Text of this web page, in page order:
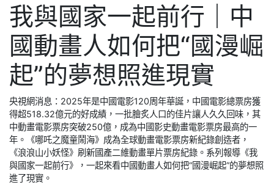
我與國家一起前行｜中
國動畫人如何把“國漫崛
起”的夢想照進現實
央視網消息：2025年是中國電影120周年華誕，中國電影總票房獲
得超518.32億元的好成績，一批膾炙人口的佳片讓人久久回味，其
中動畫電影票房突破250億，成為中國影史動畫電影票房最高的一
年。《哪吒之魔童鬧海》成為全球動畫電影票房新紀錄創造者，
《浪浪山小妖怪》刷新國產二維動畫單片票房紀錄。系列報導《我
與國家一起前行》，一起來看中國動畫人如何把“國漫崛起”的夢想照
進了現實。